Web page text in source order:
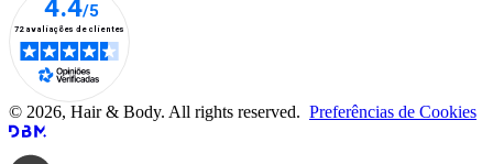
© 2026, Hair & Body. All rights reserved. Preferências de Cookies